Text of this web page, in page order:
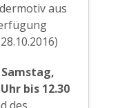
aus
Samstag,
Uhr bis 12.30